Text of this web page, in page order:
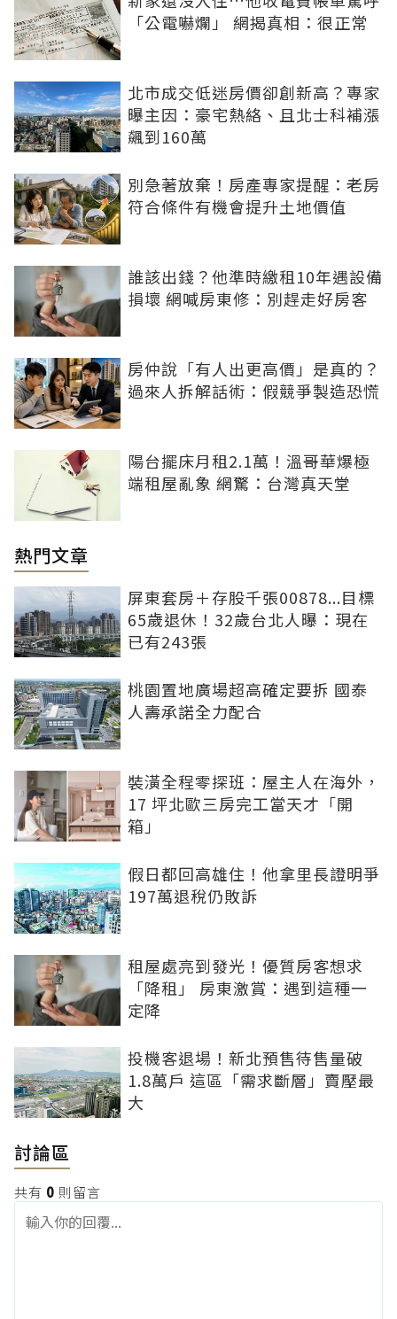
「公電嚇爛」 網揭真相：很正常
北市成交低迷房價卻創新高？專家
曝主因：豪宅熱絡、且北士科補漲
飆到160萬
別急著放棄！房產專家提醒：老房
符合條件有機會提升土地價值
誰該出錢？他準時繳租10年遇設備
損壞 網喊房東修：別趕走好房客
房仲說「有人出更高價」是真的？
過來人拆解話術：假競爭製造恐慌
陽台擺床月租2.1萬！溫哥華爆極
端租屋亂象 網驚：台灣真天堂
熱門文章
屏東套房＋存股千張00878...目標
65歲退休！32歲台北人曝：現在
已有243張
桃園置地廣場超高確定要拆 國泰
人壽承諾全力配合
裝潢全程零探班：屋主人在海外，
17 坪北歐三房完工當天才「開
箱」
假日都回高雄住！他拿里長證明爭
197萬退稅仍敗訴
租屋處亮到發光！優質房客想求
「降租」 房東激賞：遇到這種一
定降
投機客退場！新北預售待售量破
1.8萬戶 這區「需求斷層」賣壓最
大
討論區
共有 0 則留言